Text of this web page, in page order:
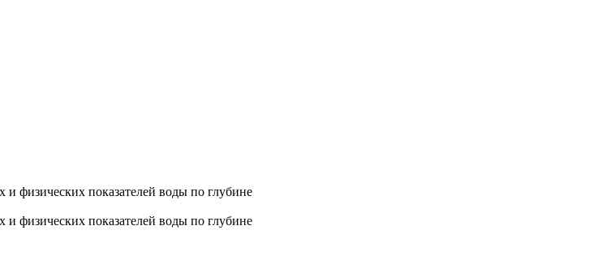
и физических показателей воды по глубине
и физических показателей воды по глубине